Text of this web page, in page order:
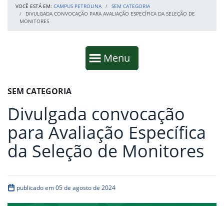
VOCÊ ESTÁ EM: CAMPUS PETROLINA
SEM CATEGORIA
DIVULGADA CONVOCAÇÃO PARA AVALIAÇÃO ESPECÍFICA DA SELEÇÃO DE
MONITORES
Mostrar
Menu
Fim da navegação
Início do conteúdo
SEM CATEGORIA
Divulgada convocação
para Avaliação Específica
da Seleção de Monitores
publicado em 05 de agosto de 2024